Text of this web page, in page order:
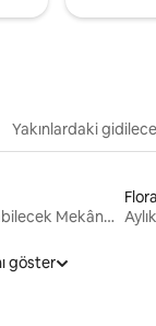
Yakınlardaki
Aylık Kiralanabilecek Mekânlar
göster